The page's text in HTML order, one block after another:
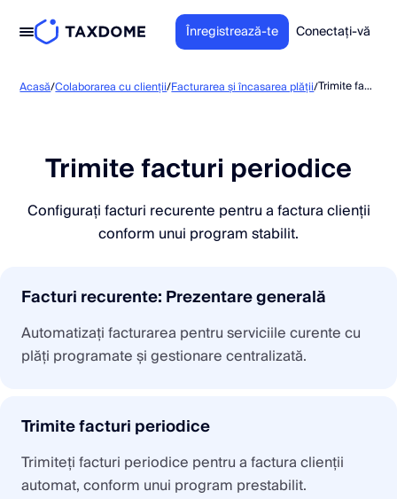
Înregistrează-te Conectați-vă
Acasă/Colaborarea cu clienții/Facturarea și încasarea plății/ Trimite facturi periodice
Trimite facturi periodice
Configurați facturi recurente pentru a factura clienții
conform unui program stabilit.
Facturi recurente: Prezentare generală
Automatizați facturarea pentru serviciile curente cu
plăți programate și gestionare centralizată.
Trimite facturi periodice
Trimiteți facturi periodice pentru a factura clienții
automat, conform unui program prestabilit.